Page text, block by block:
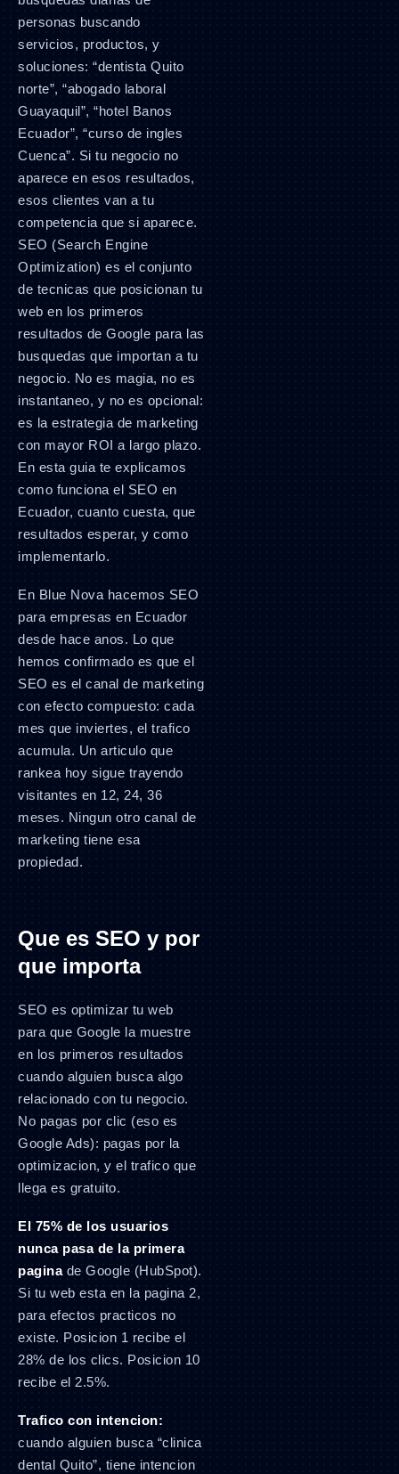
personas buscando
servicios, productos, y
soluciones: “dentista Quito
norte”, “abogado laboral
Guayaquil”, “hotel Banos
Ecuador”, “curso de ingles
Cuenca”. Si tu negocio no
aparece en esos resultados,
esos clientes van a tu
competencia que si aparece.
SEO (Search Engine
Optimization) es el conjunto
de tecnicas que posicionan tu
web en los primeros
resultados de Google para las
busquedas que importan a tu
negocio. No es magia, no es
instantaneo, y no es opcional:
es la estrategia de marketing
con mayor ROI a largo plazo.
En esta guia te explicamos
como funciona el SEO en
Ecuador, cuanto cuesta, que
resultados esperar, y como
implementarlo.
En Blue Nova hacemos SEO
para empresas en Ecuador
desde hace anos. Lo que
hemos confirmado es que el
SEO es el canal de marketing
con efecto compuesto: cada
mes que inviertes, el trafico
acumula. Un articulo que
rankea hoy sigue trayendo
visitantes en 12, 24, 36
meses. Ningun otro canal de
marketing tiene esa
propiedad.
Que es SEO y por
que importa
SEO es optimizar tu web
para que Google la muestre
en los primeros resultados
cuando alguien busca algo
relacionado con tu negocio.
No pagas por clic (eso es
Google Ads): pagas por la
optimizacion, y el trafico que
llega es gratuito.
El 75% de los usuarios
nunca pasa de la primera
paginade Google (HubSpot).
Si tu web esta en la pagina 2,
para efectos practicos no
existe. Posicion 1 recibe el
28% de los clics. Posicion 10
recibe el 2.5%.
Trafico con intencion:
cuando alguien busca “clinica
dental Quito”, tiene intencion